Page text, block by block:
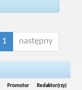
1 następny
Promotor Redaktor(rzy)